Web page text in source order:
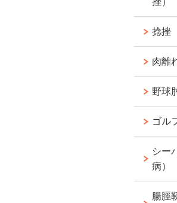
捻挫
肉離
野球
ゴル
シー
病）
腸脛